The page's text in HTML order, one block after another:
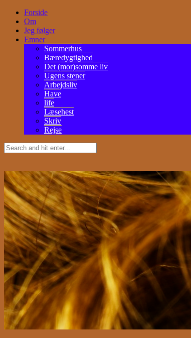
Forside
Om
Jeg følger
Emner
Sommerhus
Bæredygtighed
Det (mor)somme liv
Ugens stener
Arbejdsliv
Have
life
Læsehest
Skriv
Rejse